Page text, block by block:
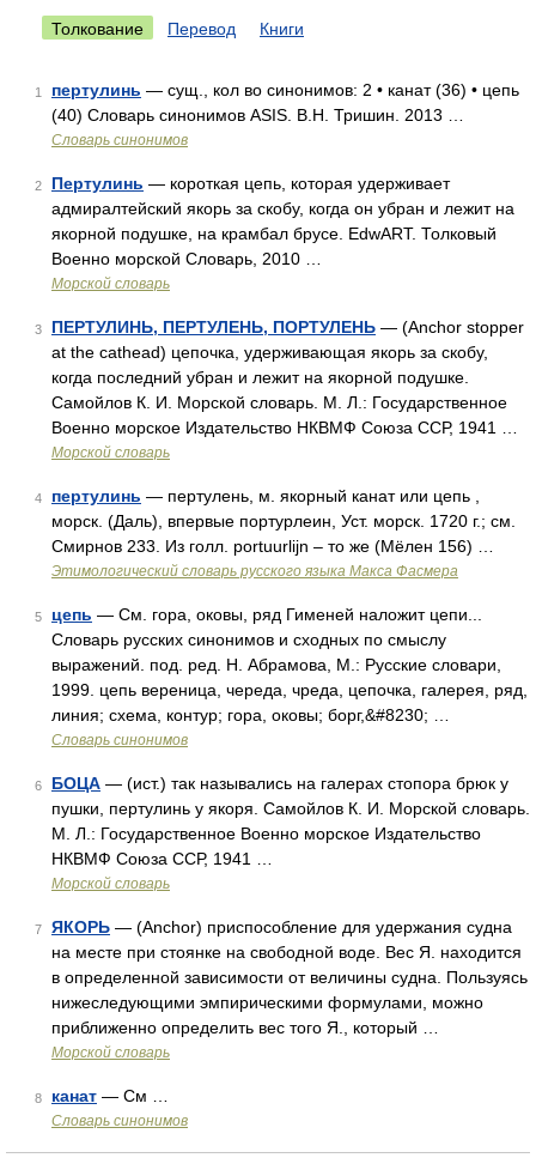
Толкование Перевод Книги
1 пертулинь — сущ., кол во синонимов: 2 • канат (36) • цепь
(40) Словарь синонимов ASIS. В.Н. Тришин. 2013 …
Словарь синонимов
2 Пертулинь — короткая цепь, которая удерживает
адмиралтейский якорь за скобу, когда он убран и лежит на
якорной подушке, на крамбал брусе. EdwART. Толковый
Военно морской Словарь, 2010 …
Морской словарь
3 ПЕРТУЛИНЬ, ПЕРТУЛЕНЬ, ПОРТУЛЕНЬ — (Anchor stopper
at the cathead) цепочка, удерживающая якорь за скобу,
когда последний убран и лежит на якорной подушке.
Самойлов К. И. Морской словарь. М. Л.: Государственное
Военно морское Издательство НКВМФ Союза ССР, 1941 …
Морской словарь
4 пертулинь — пертулень, м. якорный канат или цепь ,
морск. (Даль), впервые портурлеин, Уст. морск. 1720 г.; см.
Смирнов 233. Из голл. portuurlijn – то же (Мёлен 156) …
Этимологический словарь русского языка Макса Фасмера
5 цепь — См. гора, оковы, ряд Гименей наложит цепи...
Словарь русских синонимов и сходных по смыслу
выражений. под. ред. Н. Абрамова, М.: Русские словари,
1999. цепь вереница, череда, чреда, цепочка, галерея, ряд,
линия; схема, контур; гора, оковы; борг,&#8230; …
Словарь синонимов
6 БОЦА — (ист.) так назывались на галерах стопора брюк у
пушки, пертулинь у якоря. Самойлов К. И. Морской словарь.
М. Л.: Государственное Военно морское Издательство
НКВМФ Союза ССР, 1941 …
Морской словарь
7 ЯКОРЬ — (Anchor) приспособление для удержания судна
на месте при стоянке на свободной воде. Вес Я. находится
в определенной зависимости от величины судна. Пользуясь
нижеследующими эмпирическими формулами, можно
приближенно определить вес того Я., который …
Морской словарь
8 канат — См …
Словарь синонимов